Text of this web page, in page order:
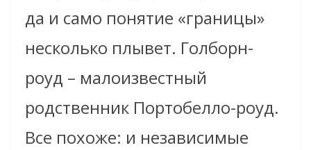
да и само понятие «границы»
несколько плывет. Голборн-
роуд – малоизвестный
родственник Портобелло-роуд.
Все похоже: и независимые